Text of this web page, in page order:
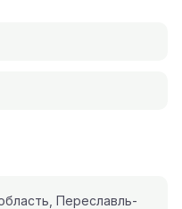
Переславль-